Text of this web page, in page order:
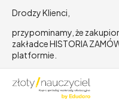
Drodzy Klienci,
przypominamy, że
zakładce HISTORIA
platformie.